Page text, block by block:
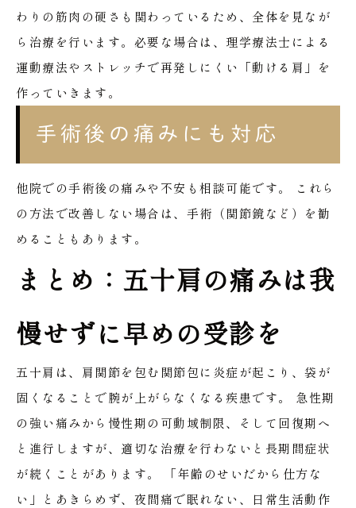
わりの筋肉の硬さも関わっているため、全体を見なが
ら治療を行います。必要な場合は、理学療法士による
運動療法やストレッチで再発しにくい「動ける肩」を
作っていきます。
手術後の痛みにも対応
他院での手術後の痛みや不安も相談可能です。
これら
の方法で改善しない場合は、手術（関節鏡など）を勧
めることもあります。
まとめ：五十肩の痛みは我
慢せずに早めの受診を
五十肩は、肩関節を包む関節包に炎症が起こり、袋が
固くなることで腕が上がらなくなる疾患です。
急性期
の強い痛みから慢性期の可動域制限、そして回復期へ
と進行しますが、適切な治療を行わないと長期間症状
が続くことがあります。
「年齢のせいだから仕方な
い」とあきらめず、夜間痛で眠れない、日常生活動作